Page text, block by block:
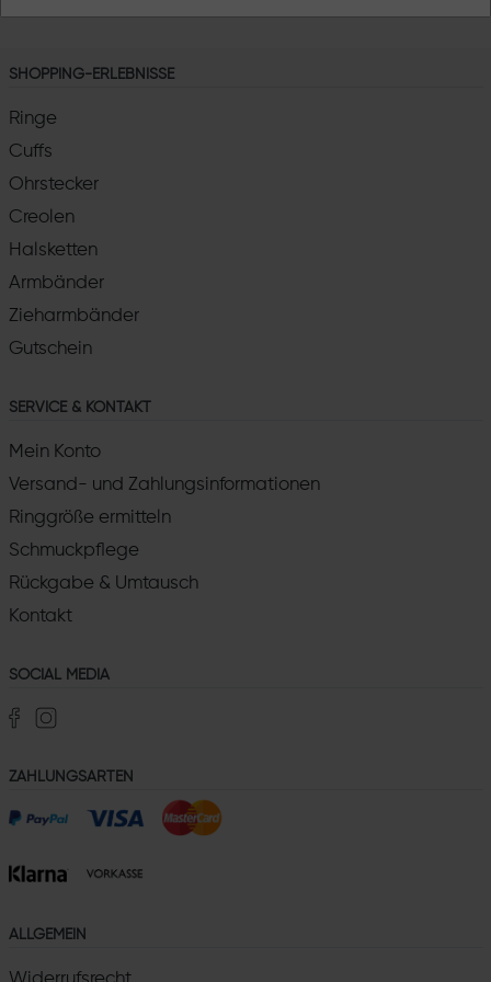
SHOPPING-ERLEBNISSE
Ringe
Cuffs
Ohrstecker
Creolen
Halsketten
Armbänder
Zieharmbänder
Gutschein
SERVICE & KONTAKT
Mein Konto
Versand- und Zahlungsinformationen
Ringgröße ermitteln
Schmuckpflege
Rückgabe & Umtausch
Kontakt
SOCIAL MEDIA
ZAHLUNGSARTEN
ALLGEMEIN